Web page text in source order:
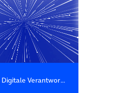
Digitale Verantwortung